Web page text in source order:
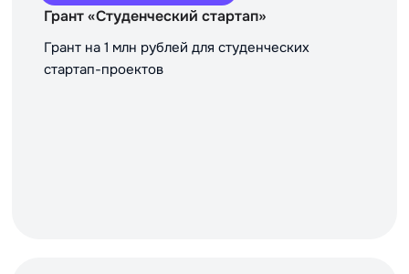
Грант «Студенческий стартап»
Грант на 1 млн рублей для студенческих
стартап-проектов